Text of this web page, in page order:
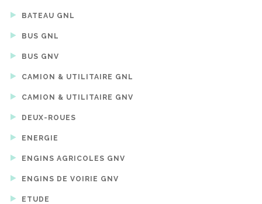
BATEAU GNL
BUS GNL
BUS GNV
CAMION & UTILITAIRE GNL
CAMION & UTILITAIRE GNV
DEUX-ROUES
ENERGIE
ENGINS AGRICOLES GNV
ENGINS DE VOIRIE GNV
ETUDE